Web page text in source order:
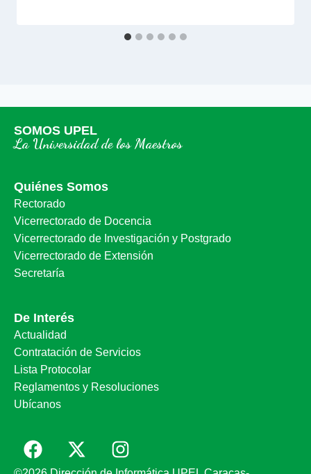
SOMOS UPEL
La Universidad de los Maestros
Quiénes Somos
Rectorado
Vicerrectorado de Docencia
Vicerrectorado de Investigación y Postgrado
Vicerrectorado de Extensión
Secretaría
De Interés
Actualidad
Contratación de Servicios
Lista Protocolar
Reglamentos y Resoluciones
Ubícanos